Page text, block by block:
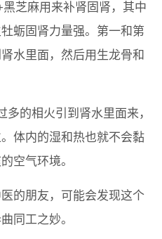
芝麻用来补肾固肾，其中
蛎固肾力量强。第一和第
水里面，然后用生龙骨和
的相火引到肾水里面来，
体内的湿和热也就不会黏
空气环境。
的朋友，可能会发现这个
同工之妙。